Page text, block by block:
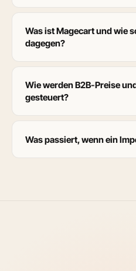
Was ist Magecart und wie
dagegen?
Wie werden B2B-Preise
gesteuert?
Was passiert, wenn ein